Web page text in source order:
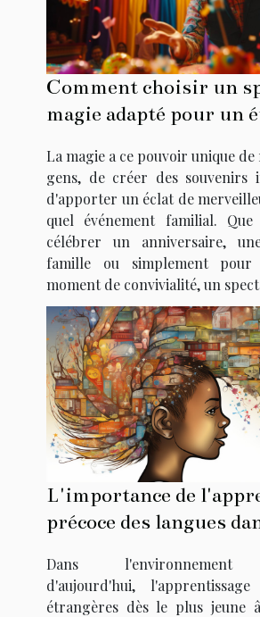
Comment choisir un
magie adapté pour un
La magie a ce pouvoir unique
gens, de créer des souvenirs
d'apporter un éclat de
quel événement familial.
célébrer un anniversaire,
famille ou simplement
moment de convivialité, un
L'importance de
précoce des langues
enfants
Dans l'environnement
d'aujourd'hui,
étrangères dès le plus jeune